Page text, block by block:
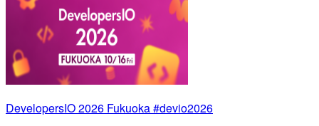
DevelopersIO 2026 Fukuoka #devio2026